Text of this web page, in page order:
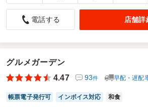
ありがとうございます
4.0
ご利用シーン：
参加者の年齢：40代～50代
神奈川県相模原市南区当麻2026/07/28
和粋箱の口コミをもっと見る
電話する 店舗詳
グルメガーデン
4.47
93件 早配・遅配
帳票電子発行可 インボイス対応 和食